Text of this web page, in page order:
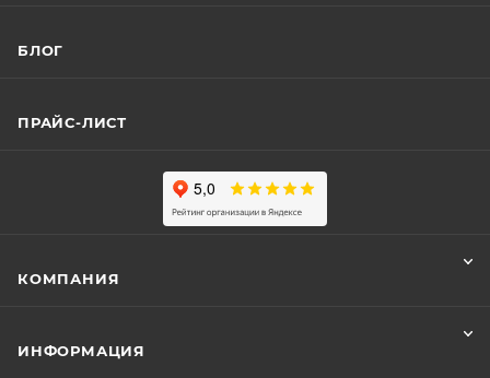
БЛОГ
ПРАЙС-ЛИСТ
КОМПАНИЯ
ИНФОРМАЦИЯ